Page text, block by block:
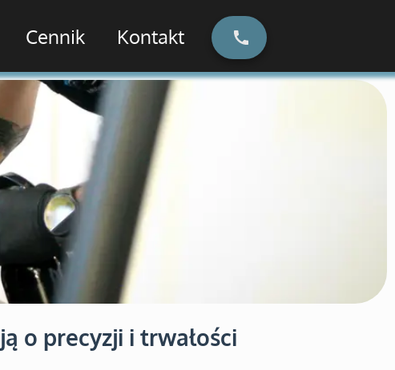
Cennik Kontakt
o precyzji i trwałości